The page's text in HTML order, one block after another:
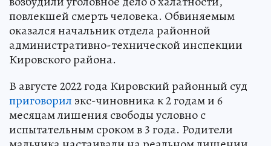
повлекшей смерть человека. Обвиняемым
оказался начальник отдела районной
административно-технической инспекции
Кировского района.
В августе 2022 года Кировский районный суд
приговорил экс-чиновника к 2 годам и 6
месяцам лишения свободы условно с
испытательным сроком в 3 года. Родители